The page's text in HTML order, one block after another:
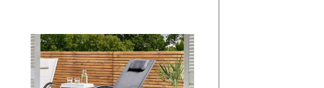
di
I